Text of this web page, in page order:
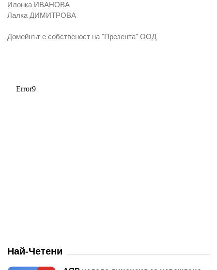
Илонка ИВАНОВА
Лалка ДИМИТРОВА
Домейнът е собственост на "Презента" ООД
Най-Четени